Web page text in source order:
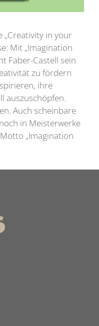
„Creativity in your
Mit „Imagination
Faber-Castell sein
zu fördern
ihre
auszuschöpfen.
Auch scheinbare
in Meisterwerke
„Imagination